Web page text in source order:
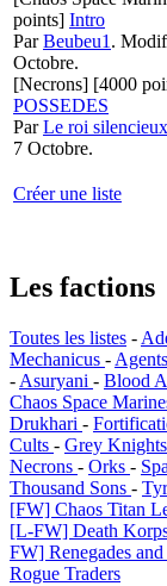
points] Intro
ParBeubeu1 .
Octobre.
[Necrons] [4000
POSSEDES
ParLe roi silencieux
7 Octobre.
Créer une liste
Les factions
Toutes les listes -
Mechanicus -
- Asuryani - Blood
Chaos Space
Drukhari -
Cults - Grey Knights
Necrons - Orks -
Thousand Sons -
[FW] Chaos Titan
[L-FW] Death
FW] Renegades
Rogue Traders